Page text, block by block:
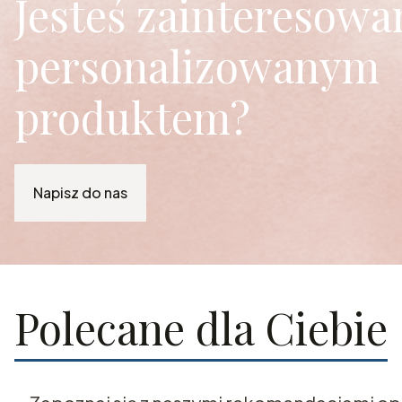
Jesteś
personalizowanym
produktem?
Napisz do nas
Polecane dla Ciebie